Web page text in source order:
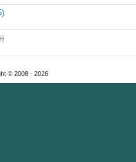
© 2008 - 2026